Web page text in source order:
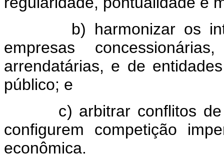
b) harmonizar os
empresas
arrendatárias, e de
público; e
c) arbitrar conflitos de
configurem competição
econômica.